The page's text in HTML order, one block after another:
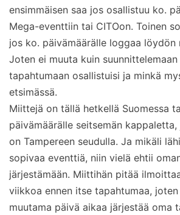
ensimmäisen saa jos osallistuu ko.
Mega-eventtiin tai CITOon. Toinen
jos ko. päivämäärälle loggaa löydön
Joten ei muuta kuin suunnittelemaan
tapahtumaan osallistuisi ja minkä
etsimässä.
Miittejä on tällä hetkellä Suomessa
päivämäärälle seitsemän
on Tampereen seudulla. Ja mikäli
sopivaa eventtiä, niin vielä ehtii
järjestämään. Miittihän pitää
viikkoa ennen itse tapahtumaa,
muutama päivä aikaa järjestää oma